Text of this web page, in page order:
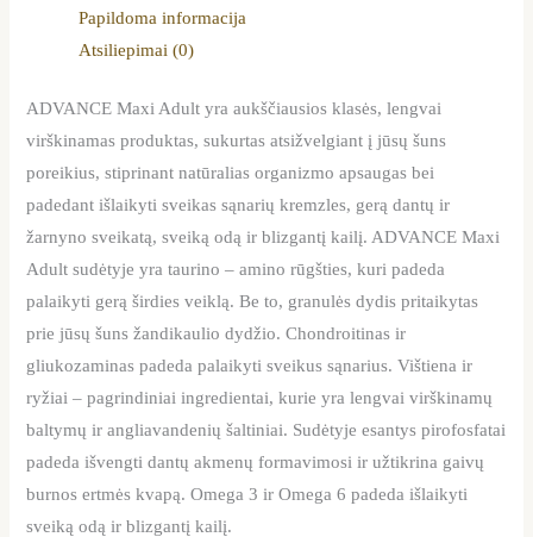
Papildoma informacija
Atsiliepimai (0)
ADVANCE Maxi Adult yra aukščiausios klasės, lengvai
virškinamas produktas, sukurtas atsižvelgiant į jūsų šuns
poreikius, stiprinant natūralias organizmo apsaugas bei
padedant išlaikyti sveikas sąnarių kremzles, gerą dantų ir
žarnyno sveikatą, sveiką odą ir blizgantį kailį. ADVANCE Maxi
Adult sudėtyje yra taurino – amino rūgšties, kuri padeda
palaikyti gerą širdies veiklą. Be to, granulės dydis pritaikytas
prie jūsų šuns žandikaulio dydžio. Chondroitinas ir
gliukozaminas padeda palaikyti sveikus sąnarius. Vištiena ir
ryžiai – pagrindiniai ingredientai, kurie yra lengvai virškinamų
baltymų ir angliavandenių šaltiniai. Sudėtyje esantys pirofosfatai
padeda išvengti dantų akmenų formavimosi ir užtikrina gaivų
burnos ertmės kvapą. Omega 3 ir Omega 6 padeda išlaikyti
sveiką odą ir blizgantį kailį.